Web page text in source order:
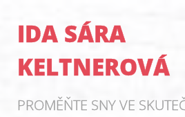
IDA SÁRA
KELTNEROVÁ
PROMĚŇTE SNY VE